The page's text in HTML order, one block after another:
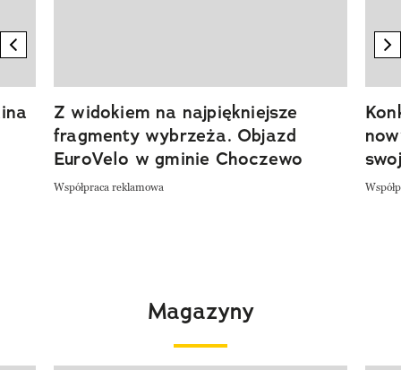
previous element
Z widokiem na najpiękniejsze
fragmenty wybrzeża. Objazd
EuroVelo w gminie Choczewo
Współpraca reklamowa
Magazyny